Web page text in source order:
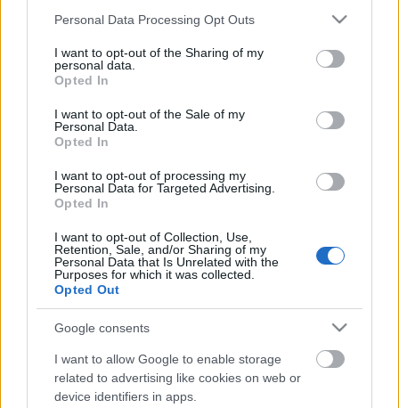
Please note that this website/app uses one or more Google
not limited to your visit or usage behaviour. You may click to
grant or deny consent to Google and its third-party tags to
use your data for below specified purposes in below Google
consent section.
Personal Data Processing Opt Outs
I want to opt-out of the Sharing of my
personal data.
Opted In
I want to opt-out of the Sale of my
Personal Data.
Opted In
I want to opt-out of processing my
Personal Data for Targeted Advertising.
Opted In
I want to opt-out of Collection, Use,
Retention, Sale, and/or Sharing of my
Personal Data that Is Unrelated with the
Purposes for which it was collected.
Opted Out
Google consents
I want to allow Google to enable storage
related to advertising like cookies on web or
device identifiers in apps.
lehetőségeit, azt, hogy nem kell ronda kereteket
gyártanunk többé. Amikor végignéztük, hogy az
egész elrendezés letisztultabb és átláthatóbb, mint
eddig, akkor már azt is észrevettük, hogy sokkal
szebb is.
felhasználók is, és majd jönnek új trendek, amihez
megpróbálunk újabb fejlesztésekkel, de most
Mert ne áltassuk magunkat. Ez ráncfelvarrásnál
sokkal több. Itt azért a botox helyett fiatalság
szérumot használtak, ha nem is örököt.
Itt állunk hát a megújult Centrál honlapja előtt, kicsit
sajnálva magunkat a rengeteg előttünk álló munka
miatt és közben elégedetten csettintve, hogy a
honlapban benne van a holnap. A várható igények